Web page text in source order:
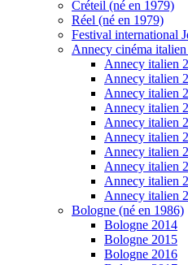
Créteil (né en 1979)
Réel (né en 1979)
Festival international
Annecy cinéma
Annecy italien
Annecy italien
Annecy italien
Annecy italien
Annecy italien
Annecy italien
Annecy italien
Annecy italien
Annecy italien
Annecy italien
Bologne (né en 1986)
Bologne 2014
Bologne 2015
Bologne 2016